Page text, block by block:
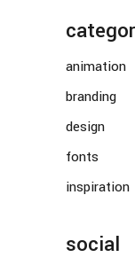
animation
branding
design
fonts
inspiration
social